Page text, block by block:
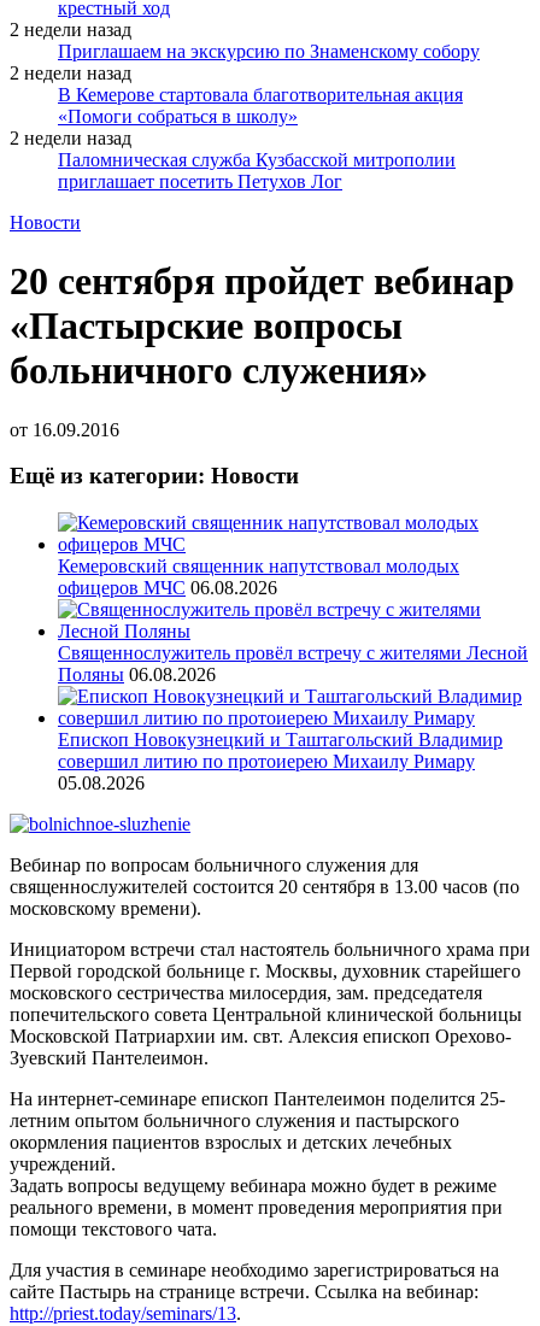
крестный ход
2 недели назад
Приглашаем на экскурсию по Знаменскому собору
2 недели назад
В Кемерове стартовала благотворительная акция
«Помоги собраться в школу»
2 недели назад
Паломническая служба Кузбасской митрополии
приглашает посетить Петухов Лог
Новости
20 сентября пройдет вебинар
«Пастырские вопросы
больничного служения»
от 16.09.2016
Ещё из категории: Новости
Кемеровский священник напутствовал молодых
офицеров МЧС 06.08.2026
Священнослужитель провёл встречу с жителями Лесной
Поляны 06.08.2026
Епископ Новокузнецкий и Таштагольский Владимир
совершил литию по протоиерею Михаилу Римару
05.08.2026
Вебинар по вопросам больничного служения для
священнослужителей состоится 20 сентября в 13.00 часов (по
московскому времени).
Инициатором встречи стал настоятель больничного храма при
Первой городской больнице г. Москвы, духовник старейшего
московского сестричества милосердия, зам. председателя
попечительского совета Центральной клинической больницы
Московской Патриархии им. свт. Алексия епископ Орехово-
Зуевский Пантелеимон.
На интернет-семинаре епископ Пантелеимон поделится 25-
летним опытом больничного служения и пастырского
окормления пациентов взрослых и детских лечебных
учреждений.
Задать вопросы ведущему вебинара можно будет в режиме
реального времени, в момент проведения мероприятия при
помощи текстового чата.
Для участия в семинаре необходимо зарегистрироваться на
сайте Пастырь на странице встречи. Ссылка на вебинар:
http://priest.today/seminars/13.